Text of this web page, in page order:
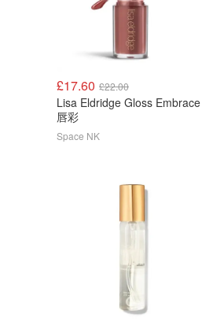
£17.60 £22.00
Lisa Eldridge Gloss Embrace
唇彩
Space NK